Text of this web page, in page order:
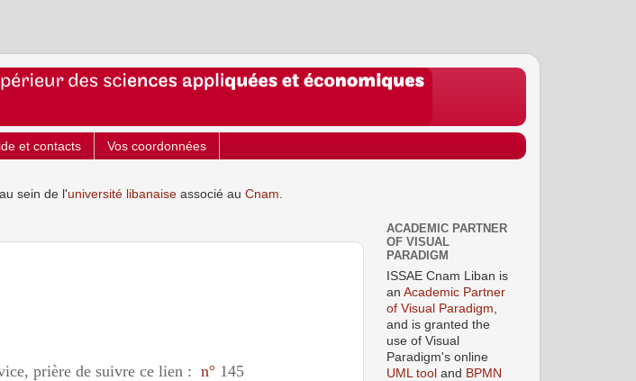
et contacts Vos coordonnées
sein de l'université libanaise associé au Cnam
prière de suivre ce lien : n° 145
ACADEMIC PARTNER
OF VISUAL
PARADIGM
ISSAE Cnam Liban is
an Academic Partner
of Visual Paradigm
and is granted the
use of Visual
Paradigm's online
UML tool and BPMN